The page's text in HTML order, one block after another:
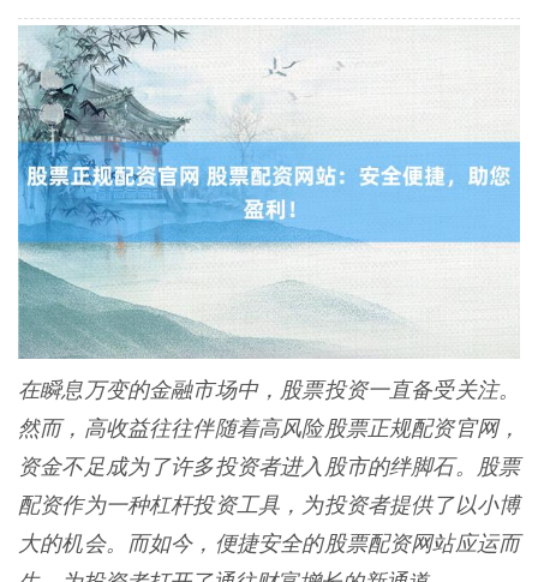
在瞬息万变的金融市场中，股票投资一直备受关注。
然而，高收益往往伴随着高风险股票正规配资官网，
资金不足成为了许多投资者进入股市的绊脚石。股票
配资作为一种杠杆投资工具，为投资者提供了以小博
大的机会。而如今，便捷安全的股票配资网站应运而